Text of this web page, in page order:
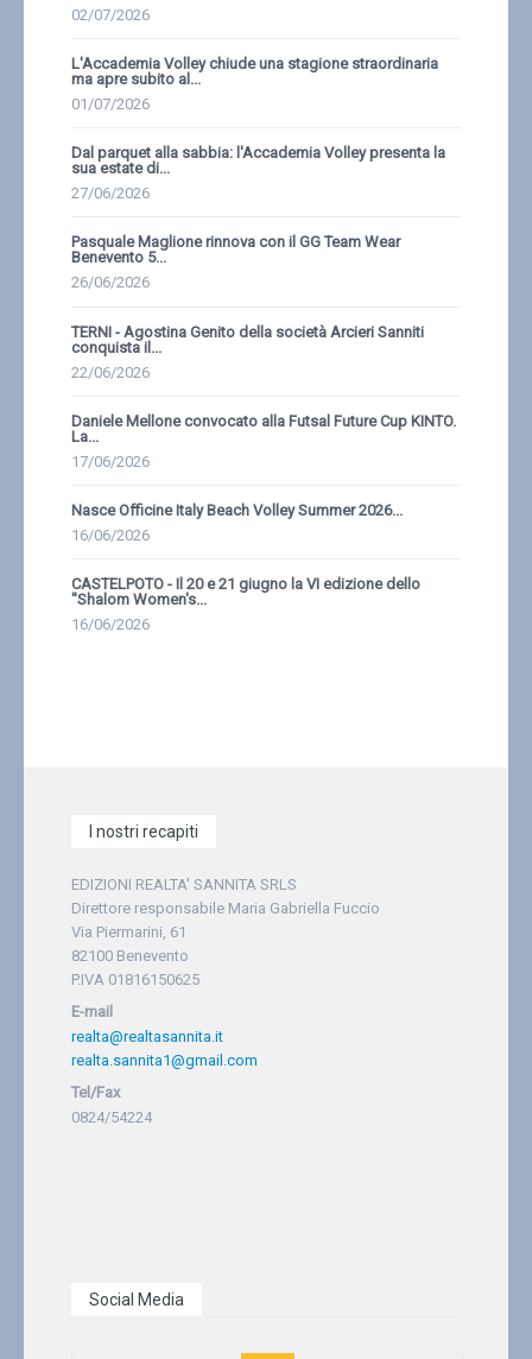
02/07/2026
L'Accademia Volley chiude una stagione straordinaria
ma apre subito al...
01/07/2026
Dal parquet alla sabbia: l'Accademia Volley presenta la
sua estate di...
27/06/2026
Pasquale Maglione rinnova con il GG Team Wear
Benevento 5...
26/06/2026
TERNI - Agostina Genito della società Arcieri Sanniti
conquista il...
22/06/2026
Daniele Mellone convocato alla Futsal Future Cup KINTO.
La...
17/06/2026
Nasce Officine Italy Beach Volley Summer 2026...
16/06/2026
CASTELPOTO - Il 20 e 21 giugno la VI edizione dello
''Shalom Women's...
16/06/2026
I nostri recapiti
EDIZIONI REALTA' SANNITA SRLS
Direttore responsabile Maria Gabriella Fuccio
Via Piermarini, 61
82100 Benevento
P.IVA 01816150625
E-mail
realta@realtasannita.it
realta.sannita1@gmail.com
Tel/Fax
0824/54224
Social Media